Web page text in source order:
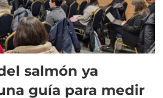
salmón ya
guía para medir